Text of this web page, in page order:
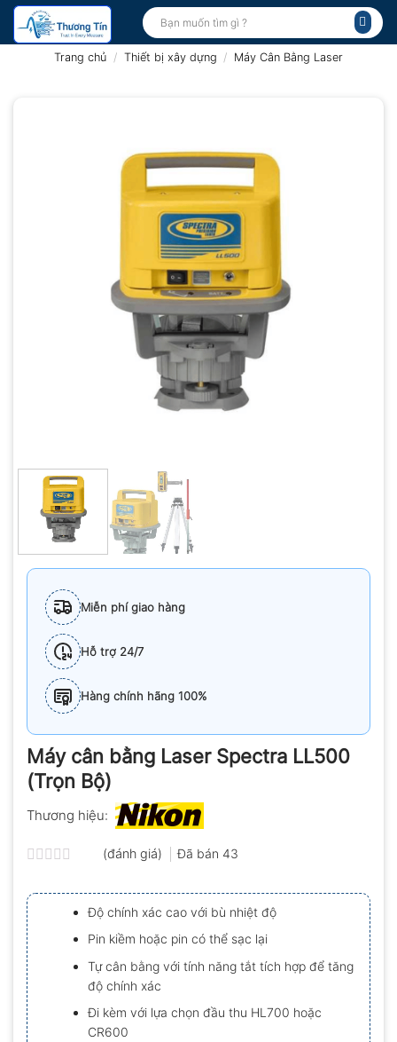
Bỏ
qua
Tìm
kiếm:
Trang chủ / Thiết bị xây dựng / Máy Cân Bằng Laser
Miễn phí giao hàng
Hỗ trợ 24/7
Hàng chính hãng 100%
Máy cân bằng Laser Spectra LL500
(Trọn Bộ)
Thương hiệu:
xếp
hạng
0.0
5
sao
(đánh giá) Đã bán 43
Độ chính xác cao với bù nhiệt độ
Pin kiềm hoặc pin có thể sạc lại
Tự cân bằng với tính năng tắt tích hợp để tăng
độ chính xác
Đi kèm với lựa chọn đầu thu HL700 hoặc
CR600